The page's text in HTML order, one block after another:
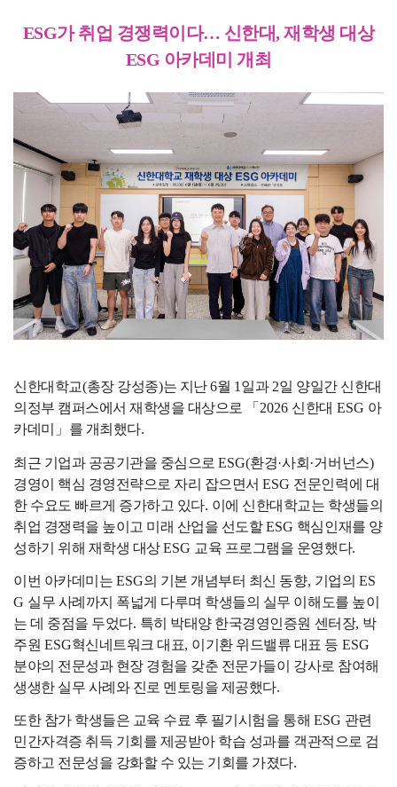
ESG가 취업 경쟁력이다… 신한대,재학생 대상
ESG 아카데미 개최
신한대학교(총장 강성종)는 지난6월 1 일과 2일 양일간 신한대
의정부 캠퍼스에서 재학생을 대상으로
「 2026 신한대 ESG 아
카데미
」 를 개최했다.
최근 기업과 공공기관을 중심으로ESG(환경·사회 ·거버넌스)
경영이 핵심 경영전략으로 자리 잡으면서ESG 전문인력에 대
한 수요도 빠르게 증가하고 있다. 이에 신한대학교는 학생들의
취업 경쟁력을 높이고 미래 산업을 선도할ESG 핵심인재를 양
성하기 위해 재학생 대상ESG 교육 프로그램을 운영했다.
이번 아카데미는 ESG의 기본 개념부터 최신 동향, 기업의 ES
G 실무 사례까지 폭넓게 다루며 학생들의 실무 이해도를 높이
는 데 중점을 두었다. 특히 박태양 한국경영인증원 센터장, 박
주원 ESG혁신네트워크 대표, 이기환 위드밸류 대표 등 ESG
분야의 전문성과 현장 경험을 갖춘 전문가들이 강사로 참여해
생생한 실무 사례와 진로 멘토링을 제공했다.
또한 참가 학생들은 교육 수료 후 필기시험을 통해 ESG 관련
민간자격증 취득 기회를 제공받아 학습 성과를 객관적으로 검
증하고 전문성을 강화할 수 있는 기회를 가졌다.